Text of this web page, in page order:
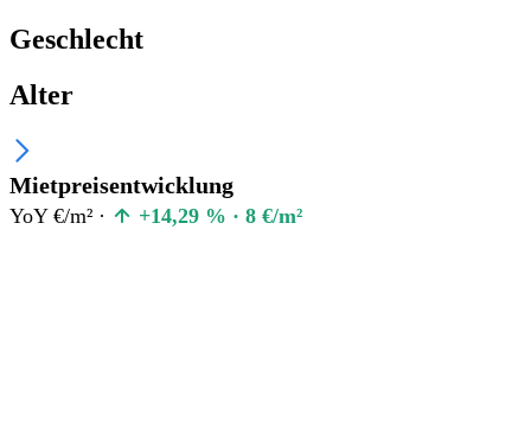
Geschlecht
Alter
Mietpreisentwicklung
YoY €/m² · +14,29 % · 8 €/m²